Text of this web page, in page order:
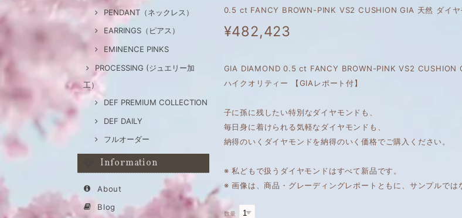
PENDANT（ネックレス）
EARRINGS（ピアス）
EMINENCE PINKS
PROCESSING (ジュエリー加
工）
DEF PREMIUM COLLECTION
DEF DAILY
フルオーダー
Information
About
Blog
0.5 ct FANCY BROWN-PINK VS2 CUSHION GIA 天然 ダイヤ
¥482,423
GIA DIAMOND 0.5 ct FANCY BROWN-PINK VS2 CUSHION
ハイクオリティー 【GIAレポート付】
子に孫に残したい特別なダイヤモンドも、
毎日身に着けられる気軽なダイヤモンドも、
納得のいくダイヤモンドを納得のいく価格でご購入ください。
※ 私どもで扱うダイヤモンドはすべて新品です。
※ 画像は、商品・グレーディングレポートともに、サンプルでは
数量